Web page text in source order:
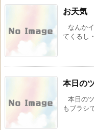
お天気
なんか
てくるし
本日の
本日の
もブラシ